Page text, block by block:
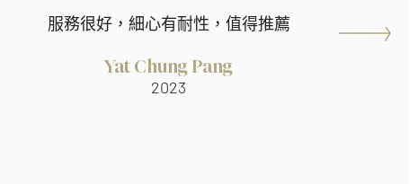
服務很好，細心有耐性，值得推薦
Yat Chung Pang
2023